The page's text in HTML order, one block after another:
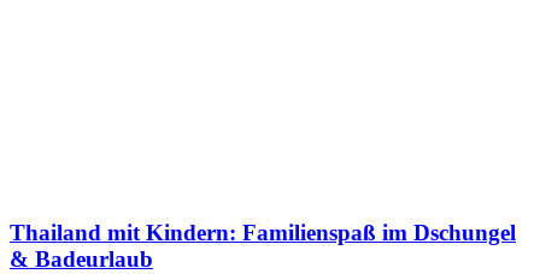
Thailand mit Kindern: Familienspaß im Dschungel
& Badeurlaub